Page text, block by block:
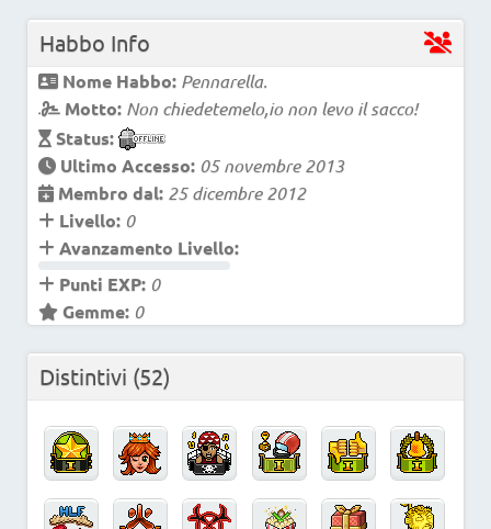
Habbo Info
Nome Habbo: Pennarella.
Motto: Non chiedetemelo,io non levo il sacco!
Status:
Ultimo Accesso: 05 novembre 2013
Membro dal: 25 dicembre 2012
Livello: 0
Avanzamento Livello:
Punti EXP: 0
Gemme: 0
Distintivi (52)